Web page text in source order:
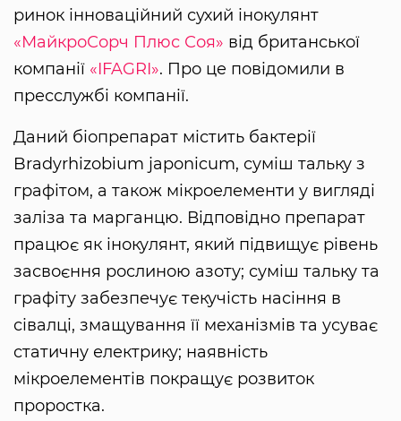
ринок інноваційний сухий інокулянт
«МайкроСорч Плюс Соя» від британської
компанії «IFAGRI». Про це повідомили в
пресслужбі компанії.
Даний біопрепарат містить бактерії
Bradyrhizobium japonicum, суміш тальку з
графітом, а також мікроелементи у вигляді
заліза та марганцю. Відповідно препарат
працює як інокулянт, який підвищує рівень
засвоєння рослиною азоту; суміш тальку та
графіту забезпечує текучість насіння в
сівалці, змащування її механізмів та усуває
статичну електрику; наявність
мікроелементів покращує розвиток
проростка.